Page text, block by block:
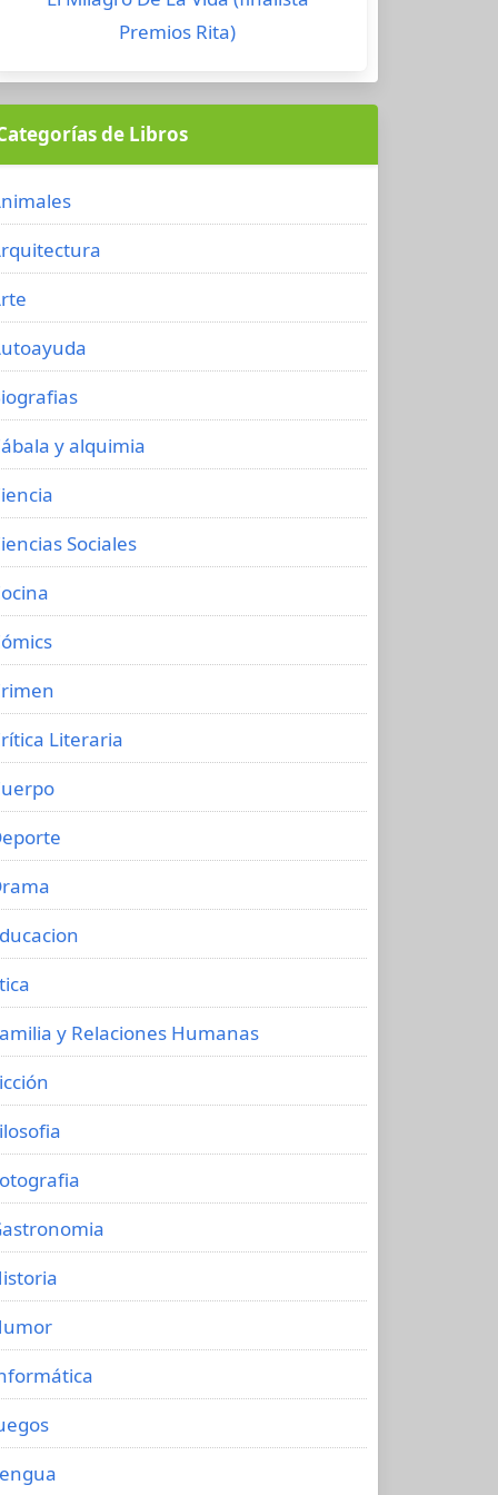
Premios Rita)
de Libros
y alquimia
Sociales
Literaria
y Relaciones Humanas